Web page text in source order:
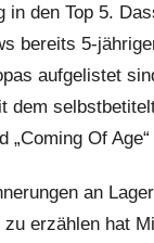
in den Top 5.
bereits 5-
aufgelistet
dem
„Coming Of
an
erzählen hat